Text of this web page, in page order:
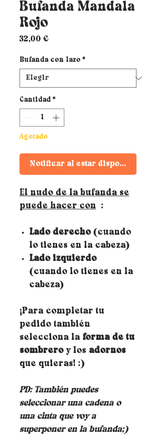
Bufanda Mandala
Rojo
32,00 €
Bufanda con lazo *
Cantidad *
Agotado
Notificar al estar disponible
El nudo de la bufanda se
puede hacer con :
Lado derecho(cuando
lo tienes en la cabeza)
Lado izquierdo
(cuando lo tienes en la
cabeza)
¡Para completar tu
pedido también
selecciona la forma de tu
sombreroy los adornos
que quieras! :)
PD: También puedes
seleccionar una cadena o
una cinta que voy a
superponer en la bufanda;)